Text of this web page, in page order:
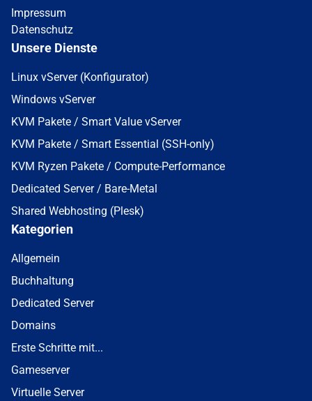
Impressum
Datenschutz
Unsere Dienste
Linux vServer (Konfigurator)
Windows vServer
KVM Pakete / Smart Value vServer
KVM Pakete / Smart Essential (SSH-only)
KVM Ryzen Pakete / Compute-Performance
Dedicated Server / Bare-Metal
Shared Webhosting (Plesk)
Kategorien
Allgemein
Buchhaltung
Dedicated Server
Domains
Erste Schritte mit...
Gameserver
Virtuelle Server